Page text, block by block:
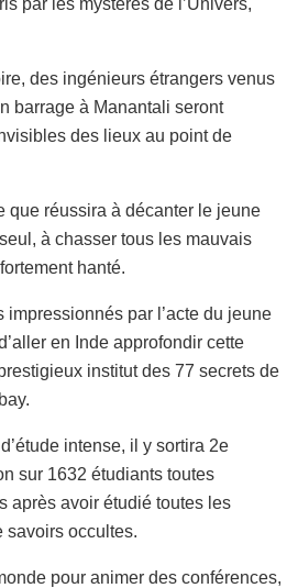
des ingénieurs étrangers venus
barrage à Manantali seront
des lieux au point de
que réussira à décanter le jeune
à chasser tous les mauvais
hanté.
impressionnés par l’acte du jeune
en Inde approfondir cette
institut des 77 secrets de
intense, il y sortira 2e
sur 1632 étudiants toutes
après avoir étudié toutes les
savoirs occultes.
pour animer des conférences,